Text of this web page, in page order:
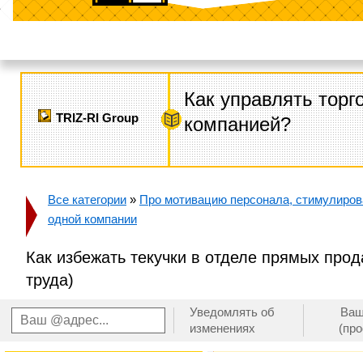
TRIZ-RI Group
Как управлять
компанией?
Все категории » Про мотивацию персонала,
одной компании
Как избежать текучки в отделе прямых
труда)
Уведомлять об
изменениях